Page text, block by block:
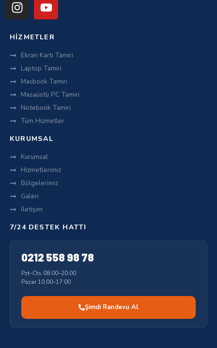
HIZMETLER
Ekran Kartı Tamiri
Laptop Tamiri
Macbook Tamiri
Masaüstü PC Tamiri
Notebook Tamiri
Tüm Hizmetler
KURUMSAL
Kurumsal
Hizmetlerimiz
Bölgelerimiz
Galeri
İletişim
7/24 DESTEK HATTI
0212 558 98 78
Pzt–Cts 08:00–20:00
Pazar 10:00–17:00
Şimdi Randevu Al